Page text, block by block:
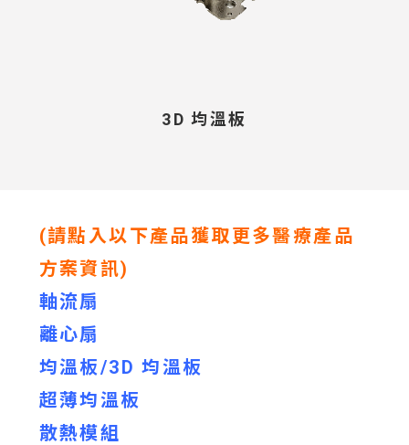
3D 均溫板
(請點入以下產品獲取更多醫療產品
方案資訊)
軸流扇
離心扇
均溫板/3D 均溫板
超薄均溫板
散熱模組